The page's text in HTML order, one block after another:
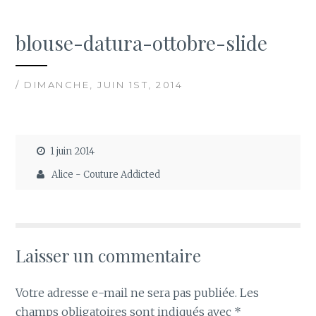
blouse-datura-ottobre-slide
/ DIMANCHE, JUIN 1ST, 2014
1 juin 2014
Alice - Couture Addicted
Laisser un commentaire
Votre adresse e-mail ne sera pas publiée. Les
champs obligatoires sont indiqués avec *